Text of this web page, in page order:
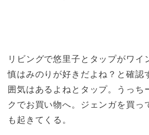
リビングで悠里子とタップがワイ
慎はみのりが好きだよね？と確認
囲気はあるよねとタップ。うっち
クでお買い物へ。ジェンガを買っ
も起きてくる。